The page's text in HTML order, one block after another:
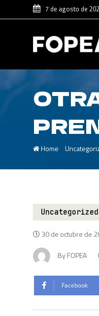
7 de agosto de
Home -
Uncategorized
30 de octubre de
ByFOPEA
Facebook